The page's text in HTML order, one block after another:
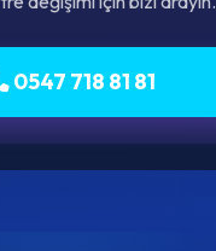
0547 718 81 81